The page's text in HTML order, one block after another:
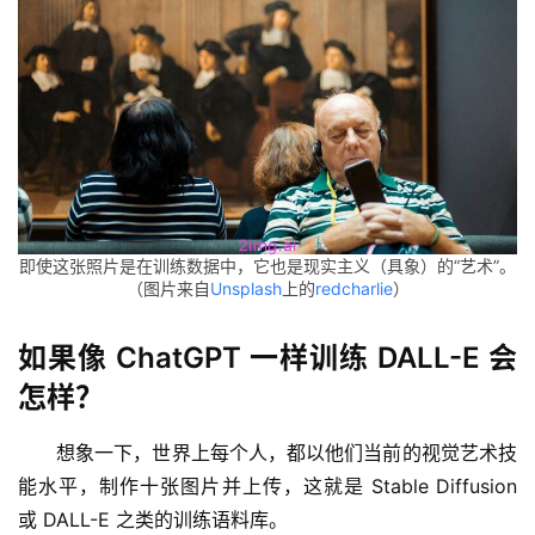
即使这张照片是在训练数据中，它也是现实主义（具象）的“艺术”。
（图片来自Unsplash上的redcharlie）
如果像 ChatGPT 一样训练 DALL-E 会
怎样？
想象一下，世界上每个人，都以他们当前的视觉艺术技
能水平，制作十张图片并上传，这就是 Stable Diffusion
或 DALL-E 之类的训练语料库。